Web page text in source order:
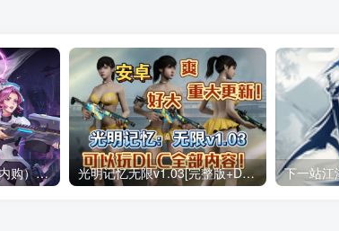
战魂铭人 v3.4.0（无限内购）Steam移植 仙宫失序，裁决降临两名新英雄，来自仙宫城！道具羁绊系统上线！ 光明记忆无限v1.03[完整版+DLC+mod版]Steam移植